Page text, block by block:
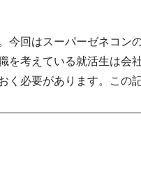
今回はスーパーゼネコン
を考えている就活生は会
必要があります。この